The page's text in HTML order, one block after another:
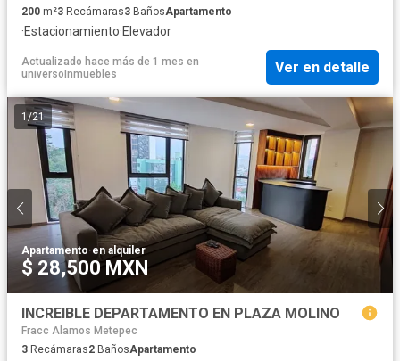
200 m²3 Recámaras3 BañosApartamento
·Estacionamiento·Elevador
Actualizado hace más de 1 mes en
universoInmuebles
Ver en detalle
1 /21
Apartamento·en alquiler
$ 28,500 MXN
INCREIBLE DEPARTAMENTO EN PLAZA MOLINO
Fracc Alamos Metepec
3 Recámaras2 BañosApartamento